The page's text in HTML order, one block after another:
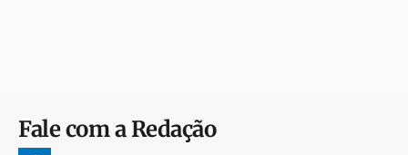
Fale com a Redação